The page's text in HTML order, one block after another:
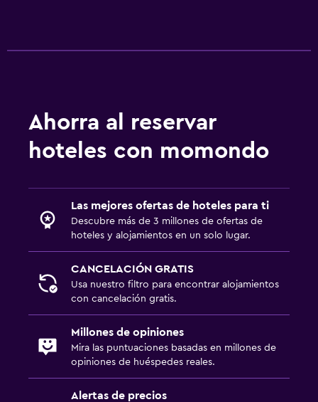
Ahorra al reservar
hoteles con momondo
Las mejores ofertas de hoteles para ti
Descubre más de 3 millones de ofertas de
hoteles y alojamientos en un solo lugar.
CANCELACIÓN GRATIS
Usa nuestro filtro para encontrar alojamientos
con cancelación gratis.
Millones de opiniones
Mira las puntuaciones basadas en millones de
opiniones de huéspedes reales.
Alertas de precios